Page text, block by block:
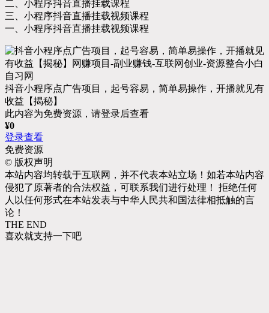
二、小程序抖音直播挂载课程
三、小程序抖音直播挂载视频课程
一、小程序抖音直播挂载视频课程
抖音小程序点广告项目，起号容易，简单易操作，开播就见有
收益【揭秘】
此内容为免费资源，请登录后查看
¥0
登录查看
免费资源
© 版权声明
本站内容均转载于互联网，并不代表本站立场！如若本站内容
侵犯了原著者的合法权益，可联系我们进行处理！ 拒绝任何
人以任何形式在本站发表与中华人民共和国法律相抵触的言
论！
THE END
喜欢就支持一下吧